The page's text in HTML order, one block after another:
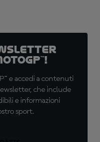
e accedi a contenuti
che include
e informazioni
sport.